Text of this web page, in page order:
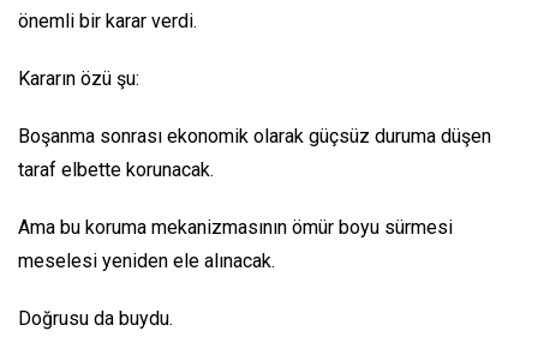
önemli bir karar verdi.
Kararın özü şu:
Boşanma sonrası ekonomik olarak güçsüz duruma düşen
taraf elbette korunacak.
Ama bu koruma mekanizmasının ömür boyu sürmesi
meselesi yeniden ele alınacak.
Doğrusu da buydu.